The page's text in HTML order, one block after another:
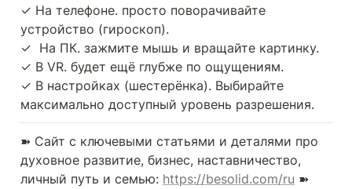
✓ На телефоне. просто поворачивайте
устройство (гироскоп).
✓  На ПК. зажмите мышь и вращайте картинку.
✓ В VR. будет ещё глубже по ощущениям.
✓ В настройках (шестерёнка). Выбирайте
максимально доступный уровень разрешения.
➽ Сайт с ключевыми статьями и деталями про
духовное развитие, бизнес, наставничество,
личный путь и семью: https://besolid.com/ru ➽